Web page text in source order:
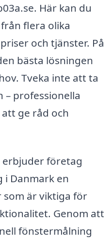
Här kan du
flera olika
och tjänster. På
bästa lösningen
Tveka inte att ta
professionella
ge råd och
erbjuder företag
Danmark en
är viktiga för
Genom att
fönstermålning